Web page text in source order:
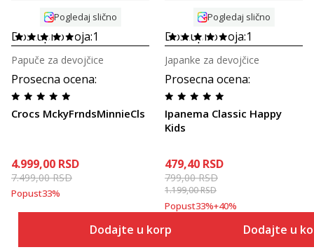
Pogledaj slično
Dostupno boja:1
Prosecna ocena:
Crocs MckyFrndsMinnieCls
Papuče za devojčice
4.999,00 RSD
7.499,00RSD
Popust33%
Dodajte u korpu
Pogledaj slično
Dostupno boja:1
Prosecna ocena:
Ipanema Classic Happy
Kids
Japanke za devojčice
479,40 RSD
799,00RSD
1.199,00RSD
Popust33%+40%
Dodajte u